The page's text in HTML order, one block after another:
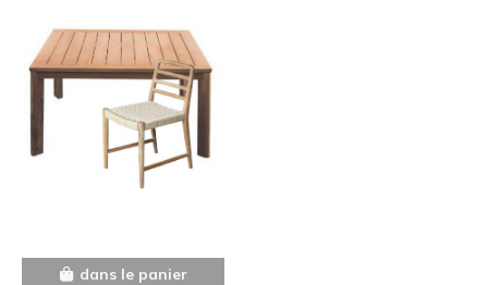
dans le panier